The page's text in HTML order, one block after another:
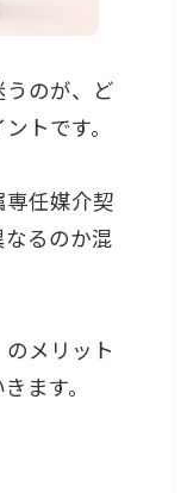
のが、ど
トです。
任媒介契
るのか混
メリット
ます。